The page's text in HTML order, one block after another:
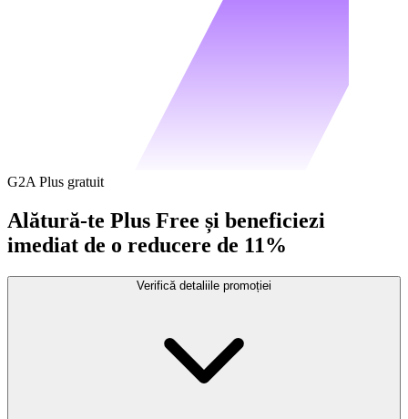
G2A Plus gratuit
Alătură-te Plus Free și beneficiezi
imediat de o reducere de 11%
Verifică detaliile promoției